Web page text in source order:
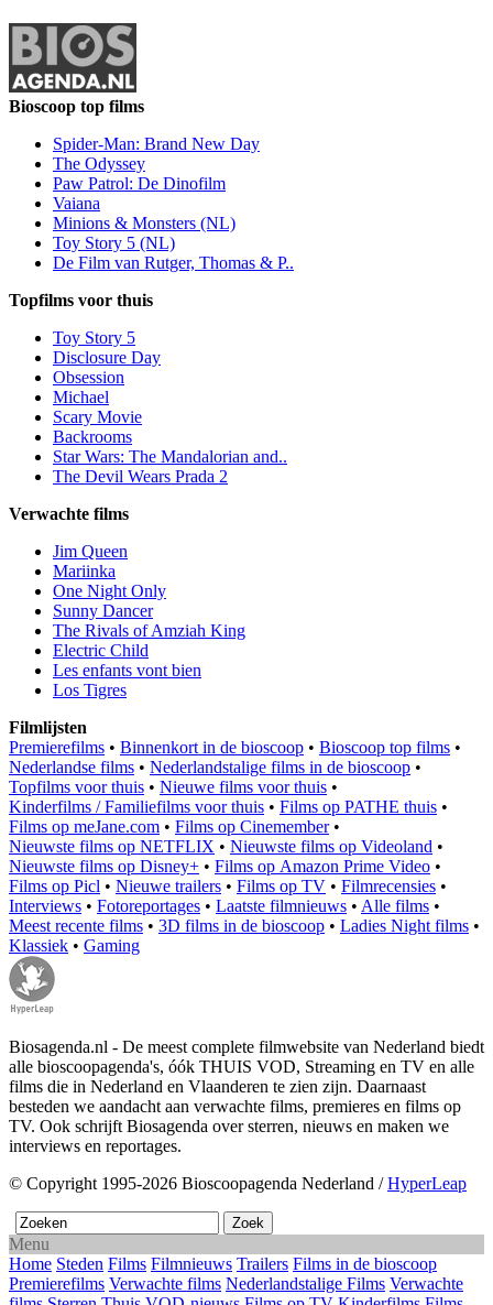
Bioscoop top films
Spider-Man: Brand New Day
The Odyssey
Paw Patrol: De Dinofilm
Vaiana
Minions & Monsters (NL)
Toy Story 5 (NL)
De Film van Rutger, Thomas & P..
Topfilms voor thuis
Toy Story 5
Disclosure Day
Obsession
Michael
Scary Movie
Backrooms
Star Wars: The Mandalorian and..
The Devil Wears Prada 2
Verwachte films
Jim Queen
Mariinka
One Night Only
Sunny Dancer
The Rivals of Amziah King
Electric Child
Les enfants vont bien
Los Tigres
Filmlijsten
Premierefilms • Binnenkort in de bioscoop • Bioscoop top films •
Nederlandse films • Nederlandstalige films in de bioscoop •
Topfilms voor thuis • Nieuwe films voor thuis •
Kinderfilms / Familiefilms voor thuis • Films op PATHE thuis •
Films op meJane.com • Films op Cinemember•
Nieuwste films op NETFLIX • Nieuwste films op Videoland •
Nieuwste films op Disney+ • Films op Amazon Prime Video •
Films op Picl • Nieuwe trailers • Films op TV • Filmrecensies •
Interviews • Fotoreportages • Laatste filmnieuws • Alle films •
Meest recente films • 3D films in de bioscoop • Ladies Night films •
Klassiek • Gaming
Biosagenda.nl - De meest complete filmwebsite van Nederland biedt
alle bioscoopagenda's, óók THUIS VOD, Streaming en TV en alle
films die in Nederland en Vlaanderen te zien zijn. Daarnaast
besteden we aandacht aan verwachte films, premieres en films op
TV. Ook schrijft Biosagenda over sterren, nieuws en maken we
interviews en reportages.
© Copyright 1995-2026 Bioscoopagenda Nederland /HyperLeap
Menu
Home Steden Films Filmnieuws Trailers Films in de bioscoop
Premierefilms Verwachte films Nederlandstalige Films Verwachte